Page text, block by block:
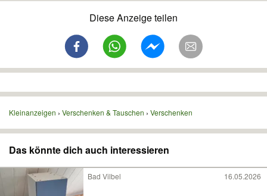
Diese Anzeige teilen
Kleinanzeigen Verschenken & Tauschen Verschenken
Das könnte dich auch interessieren
Bad Vilbel 16.05.2026